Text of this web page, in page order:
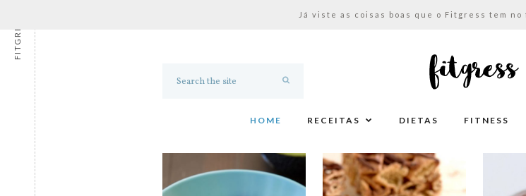
HOME RECEITAS DIETAS FITNESS
FITGRESS Já viste as coisas boas que o Fitgress tem no